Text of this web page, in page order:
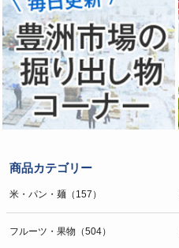
商品カテゴリー
米・パン・麺（157）
フルーツ・果物（504）